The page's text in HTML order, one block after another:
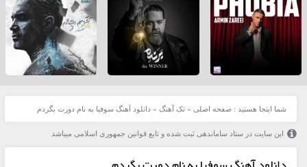
شما اینجا هستید : صفحه اصلی » تک آهنگ » دانلود آهنگ سوفیا به نام دورت بگردم
این سایت در ستاد ساماندهی ثبت شده و تابع قوانین جمهوری اسلامی میباشد